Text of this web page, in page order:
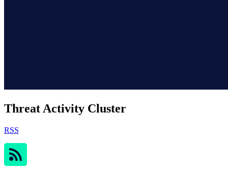
Threat Activity Cluster
RSS